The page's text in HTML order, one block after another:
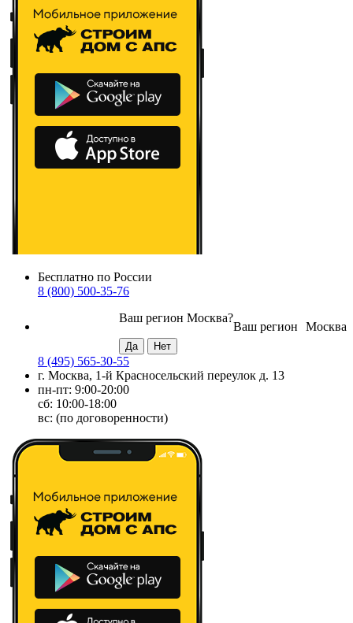
Бесплатно по России
8 (800) 500-35-76
Москва
Ваш регион
Ваш регион Москва?
8 (495) 565-30-55
г. Москва, 1-й Красносельский переулок д. 13
пн-пт: 9:00-20:00
сб: 10:00-18:00
вс: (по договоренности)